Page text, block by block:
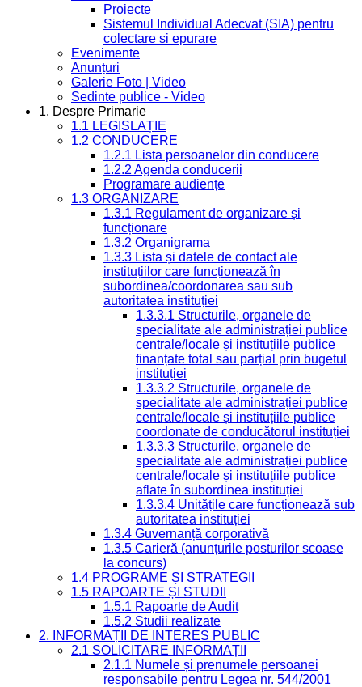
Proiecte
Sistemul Individual Adecvat (SIA) pentru
colectare si epurare
Evenimente
Anunțuri
Galerie Foto | Video
Sedinte publice - Video
1. Despre Primarie
1.1 LEGISLAȚIE
1.2 CONDUCERE
1.2.1 Lista persoanelor din conducere
1.2.2 Agenda conducerii
Programare audiențe
1.3 ORGANIZARE
1.3.1 Regulament de organizare și
funcționare
1.3.2 Organigrama
1.3.3 Lista și datele de contact ale
instituțiilor care funcționează în
subordinea/coordonarea sau sub
autoritatea instituției
1.3.3.1 Structurile, organele de
specialitate ale administrației publice
centrale/locale și instituțiile publice
finanțate total sau parțial prin bugetul
instituției
1.3.3.2 Structurile, organele de
specialitate ale administrației publice
centrale/locale și instituțiile publice
coordonate de conducătorul instituției
1.3.3.3 Structurile, organele de
specialitate ale administrației publice
centrale/locale și instituțiile publice
aflate în subordinea instituției
1.3.3.4 Unitățile care funcționează sub
autoritatea instituției
1.3.4 Guvernanță corporativă
1.3.5 Carieră (anunțurile posturilor scoase
la concurs)
1.4 PROGRAME ȘI STRATEGII
1.5 RAPOARTE ȘI STUDII
1.5.1 Rapoarte de Audit
1.5.2 Studii realizate
2. INFORMAȚII DE INTERES PUBLIC
2.1 SOLICITARE INFORMAȚII
2.1.1 Numele și prenumele persoanei
responsabile pentru Legea nr. 544/2001